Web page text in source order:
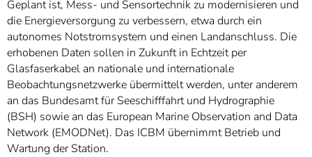
Geplant ist, Mess- und Sensortechnik zu modernisieren und
die Energieversorgung zu verbessern, etwa durch ein
autonomes Notstromsystem und einen Landanschluss. Die
erhobenen Daten sollen in Zukunft in Echtzeit per
Glasfaserkabel an nationale und internationale
Beobachtungsnetzwerke übermittelt werden, unter anderem
an das Bundesamt für Seeschifffahrt und Hydrographie
(BSH) sowie an das European Marine Observation and Data
Network (EMODNet). Das ICBM übernimmt Betrieb und
Wartung der Station.